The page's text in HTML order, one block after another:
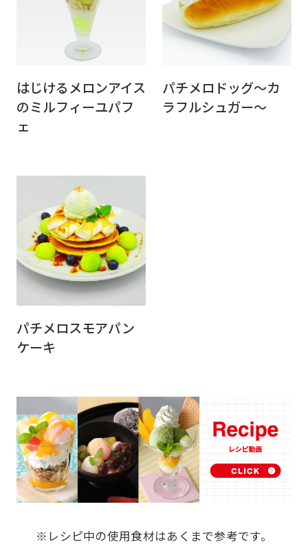
はじけるメロンアイス
のミルフィーユパフ
ェ
パチメロドッグ～カ
ラフルシュガー～
パチメロスモアパン
ケーキ
※レシピ中の使用食材はあくまで参考です。